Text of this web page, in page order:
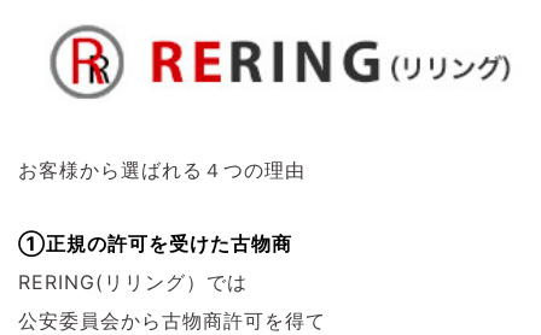
お客様から選ばれる４つの理由
①正規の許可を受けた古物商
RERING(リリング）では
公安委員会から古物商許可を得て